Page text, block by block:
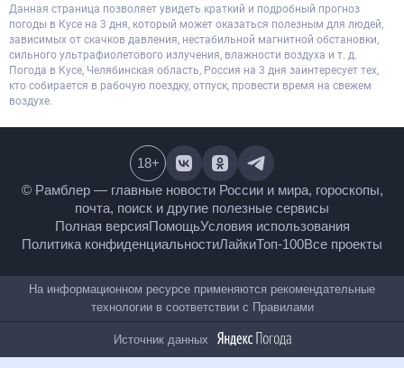
Данная страница позволяет увидеть краткий и подробный прогноз
погоды в Кусе на 3 дня, который может оказаться полезным для людей,
зависимых от скачков давления, нестабильной магнитной обстановки,
сильного ультрафиолетового излучения, влажности воздуха и т. д.
Погода в Кусе, Челябинская область, Россия на 3 дня заинтересует тех,
кто собирается в рабочую поездку, отпуск, провести время на свежем
воздухе.
© Рамблер — главные новости России и мира,
гороскопы, почта, поиск и другие полезные сервисы
Полная версияПомощьУсловия использования
Политика конфиденциальностиЛайкиТоп-100
18+
На информационном ресурсе применяются
рекомендательные технологии в соответствии сПравилами
Источник данных